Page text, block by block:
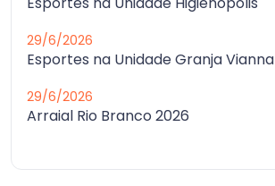
29/6/2026
Esportes na Unidade Granja Vianna
29/6/2026
Arraial Rio Branco 2026